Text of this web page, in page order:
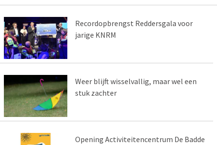
Recordopbrengst Reddersgala voor
jarige KNRM
Weer blijft wisselvallig, maar wel een
stuk zachter
Opening Activiteitencentrum De Badde